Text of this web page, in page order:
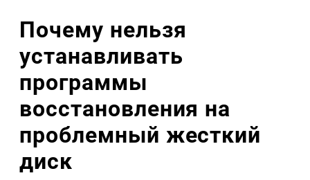
Почему нельзя
устанавливать
программы
восстановления на
проблемный жесткий
диск